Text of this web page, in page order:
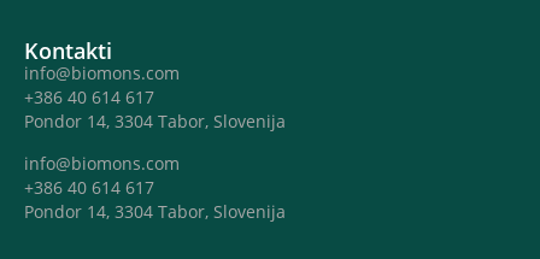
Kontakti
info@biomons.com
+386 40 614 617
Pondor 14, 3304 Tabor, Slovenija
info@biomons.com
+386 40 614 617
Pondor 14, 3304 Tabor, Slovenija